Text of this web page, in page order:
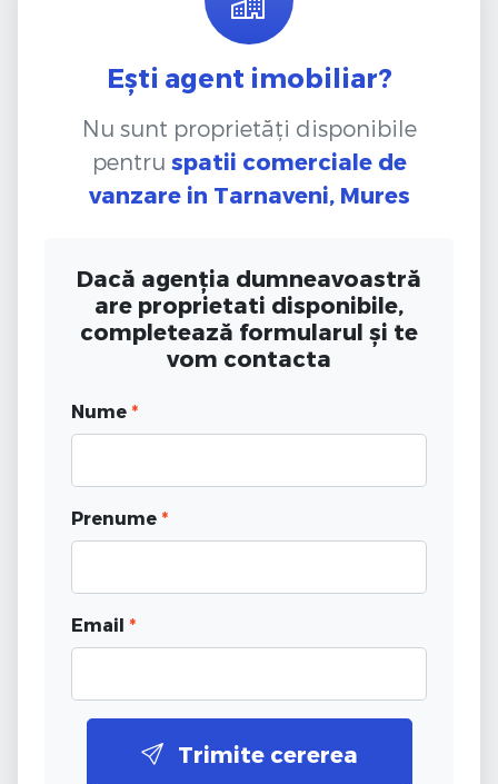
Ești agent imobiliar?
Nu sunt proprietăți disponibile
pentru spatii comerciale de
vanzare in Tarnaveni, Mures
Dacă agenția dumneavoastră
are proprietati disponibile,
completează formularul și te
vom contacta
Nume *
Prenume *
Email *
Trimite cererea